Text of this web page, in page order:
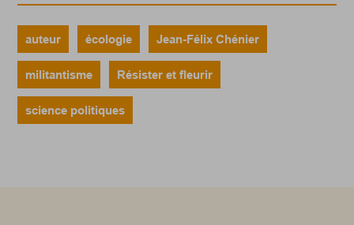
auteur écologie Jean-Félix Chénier
militantisme Résister et fleurir
science politiques